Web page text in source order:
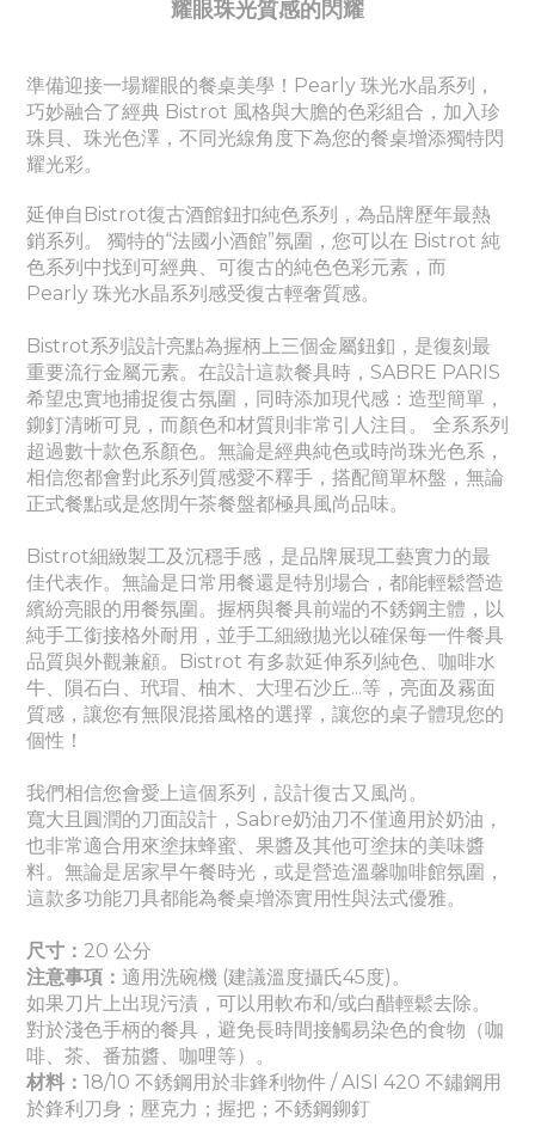
耀眼珠光質感的閃耀
準備迎接一場耀眼的餐桌美學！Pearly 珠光水晶系列，
巧妙融合了經典 Bistrot 風格與大膽的色彩組合，加入珍
珠貝、珠光色澤，不同光線角度下為您的餐桌增添獨特閃
耀光彩。
延伸自Bistrot復古酒館鈕扣純色系列，為品牌歷年最熱
銷系列。 獨特的“法國小酒館”氛圍，您可以在 Bistrot 純
色系列中找到可經典、 可復古的純色色彩元素，而
Pearly 珠光水晶系列感受復古輕奢質感。
Bistrot系列設計亮點為握柄上三個金屬鈕釦，是復刻最
重要流行金屬元素。 在設計這款餐具時，SABRE PARIS
希望忠實地捕捉復古氛圍，同時添加現代感：造型簡單，
鉚釘清晰可見，而顏色和材質則非常引人注目。 全系系列
超過數十款色系顏色。無論是經典純色或時尚珠光色系，
相信您都會對此系列質感愛不釋手，搭配簡單杯盤，無論
正式餐點或是悠閒午茶餐盤都極具風尚品味。
Bistrot細緻製工及沉穩手感，是品牌展現工藝實力的最
佳代表作。 無論是日常用餐還是特別場合，都能輕鬆營造
繽紛亮眼的用餐氛圍。 握柄與餐具前端的不銹鋼主體，以
純手工銜接格外耐用，並手工細緻拋光以確保每一件餐具
品質與外觀兼顧。Bistrot 有多款延伸系列純色、 咖啡水
牛、隕石白、玳瑁、柚木、大理石沙丘...等，亮面及霧面
質感 ，讓您有無限混搭風格的選擇，讓您的桌子體現您的
個性！
我們相信您會愛上這個系列，設計復古又風尚。
寬大且圓潤的刀面設計，Sabre奶油刀不僅適用於奶油，
也非常適合用來塗抹蜂蜜、果醬及其他可塗抹的美味醬
料。無論是居家早午餐時光，或是營造溫馨咖啡館氛圍，
這款多功能刀具都能為餐桌增添實用性與法式優雅。
尺寸： 20 公分
注意事項： 適用洗碗機 (建議溫度攝氏45度)。
如果刀片上出現污漬，可以用軟布和/或白醋輕鬆去除。
對於淺色手柄的餐具，避免長時間接觸易染色的食物（咖
啡、茶、番茄醬、咖哩等）。
材料： 18/10 不銹鋼用於非鋒利物件 / AISI 420 不鏽鋼用
於鋒利刀身 ；壓克力 ；握把 ； 不銹鋼鉚釘